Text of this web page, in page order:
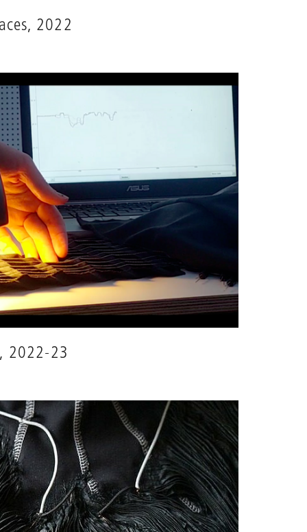
2022
2022-23